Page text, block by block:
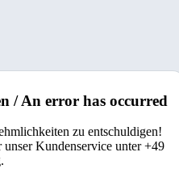
/ An error has occurred
zu entschuldigen!
Kundenservice unter +49